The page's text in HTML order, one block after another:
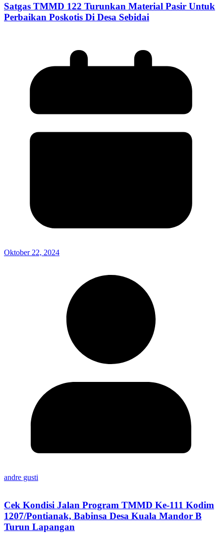
Satgas TMMD 122 Turunkan Material Pasir Untuk
Perbaikan Poskotis Di Desa Sebidai
Oktober 22, 2024
andre gusti
Cek Kondisi Jalan Program TMMD Ke-111 Kodim
1207/Pontianak, Babinsa Desa Kuala Mandor B
Turun Lapangan